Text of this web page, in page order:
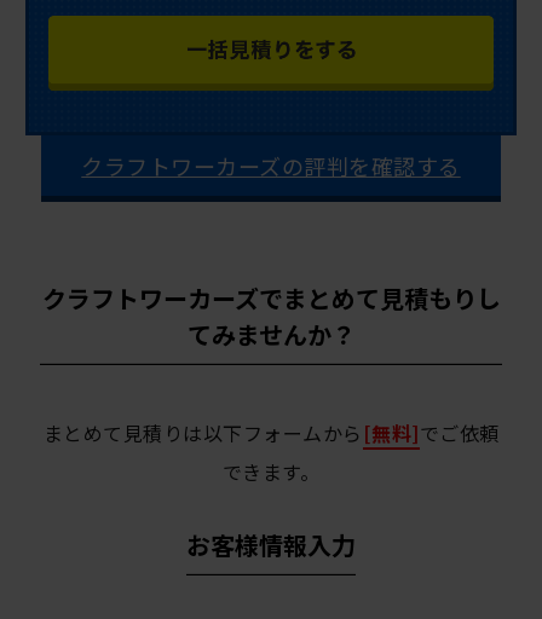
クラフトワーカーズの評判を確認する
クラフトワーカーズでまとめて見積もりし
てみませんか？
まとめて見積りは以下フォームから [無料]でご依頼
できます。
お客様情報入力